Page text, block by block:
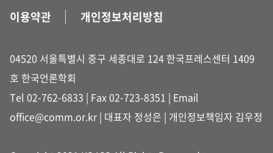
이용약관 개인정보처리방침
04520 서울특별시 중구 세종대로 124 한국프레스센터 1409
호 한국언론학회
Tel 02-762-6833 | Fax 02-723-8351 | Email
office@comm.or.kr | 대표자 정성은 | 개인정보책임자 김우정